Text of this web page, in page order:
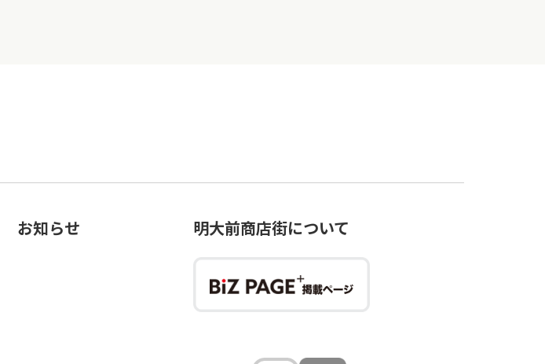
お知らせ 明大前商店街について